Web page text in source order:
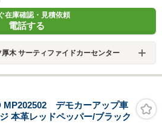
在庫確認・見積依頼
電話する
木 サーティファイドカーセンター
デモカーアップ車
本革レッドペッパー/ブラック